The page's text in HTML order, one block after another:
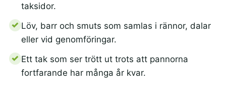
taksidor.
Löv, barr och smuts som samlas i rännor, dalar
eller vid genomföringar.
Ett tak som ser trött ut trots att pannorna
fortfarande har många år kvar.